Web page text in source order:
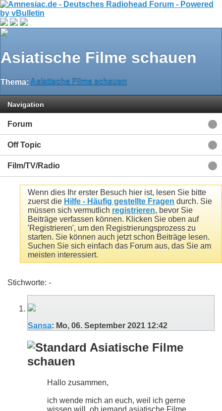
Asiatische Filme schauen
Thema: Asiatische Filme schauen
Navigation
Forum
Off Topic
Film/TV/Radio
Wenn dies Ihr erster Besuch hier ist, lesen Sie bitte
zuerst die Hilfe - Häufig gestellte Fragen durch. Sie
müssen sich vermutlich registrieren, bevor Sie
Beiträge verfassen können. Klicken Sie oben auf
'Registrieren', um den Registrierungsprozess zu
starten. Sie können auch jetzt schon Beiträge lesen.
Suchen Sie sich einfach das Forum aus, das Sie am
meisten interessiert.
Stichworte: -
Sansa: Mo, 06. September 2021 12:42
Asiatische Filme
schauen
Hallo zusammen,
ich wende mich an euch, weil ich gerne